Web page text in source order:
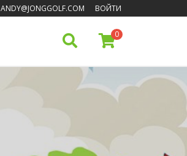
ANDY@JONGGOLF.COM ВОЙТИ
0